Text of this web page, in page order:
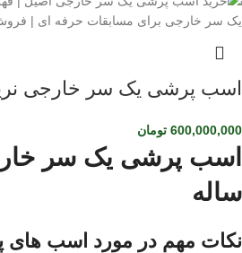
اسب پرشی یک سر خارجی
600,000,000 تومان
ساله
نکات مهم در مورد اسب